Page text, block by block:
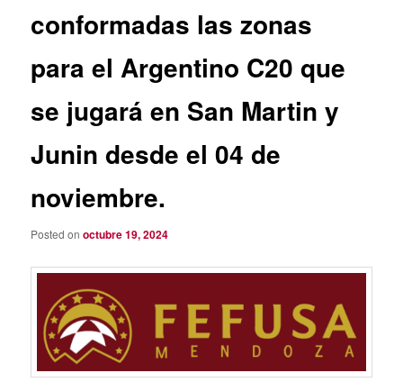
conformadas las zonas
para el Argentino C20 que
se jugará en San Martin y
Junin desde el 04 de
noviembre.
Posted onoctubre 19, 2024